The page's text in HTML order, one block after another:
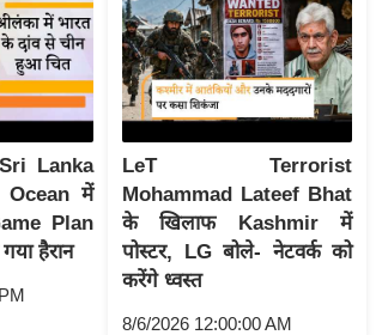
Lanka
में
Plan
हैरान
LeT Terrorist
Mohammad Lateef Bhat
के खिलाफ Kashmir में
पोस्टर, LG बोले- नेटवर्क को
करेंगे ध्वस्त
8/6/2026 12:00:00 AM